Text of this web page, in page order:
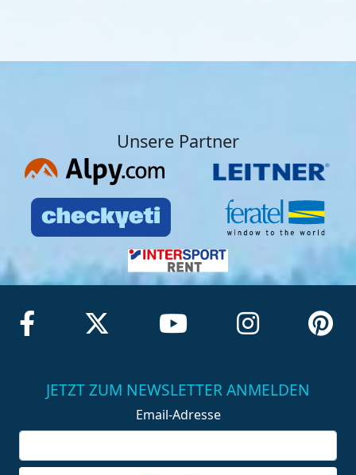
Unsere Partner
JETZT ZUM NEWSLETTER ANMELDEN
Email-Adresse